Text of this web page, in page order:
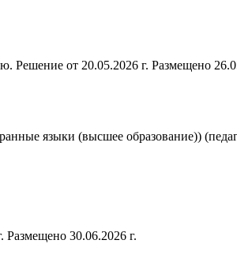
Решение от 20.05.2026 г. Размещено
языки (высшее образование))
Размещено 30.06.2026 г.